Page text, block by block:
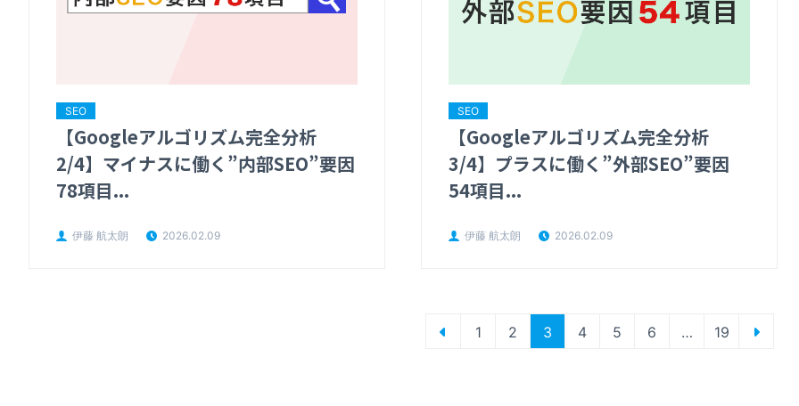
SEO
【Googleアルゴリズム完全分析
2/4】マイナスに働く”内部SEO”要因
78項目...
伊藤 航太朗 2026.02.09
SEO
【Googleアルゴリズム完全分析
3/4】プラスに働く”外部SEO”要因
54項目...
伊藤 航太朗 2026.02.09
1 2 3 4 5 6 … 19